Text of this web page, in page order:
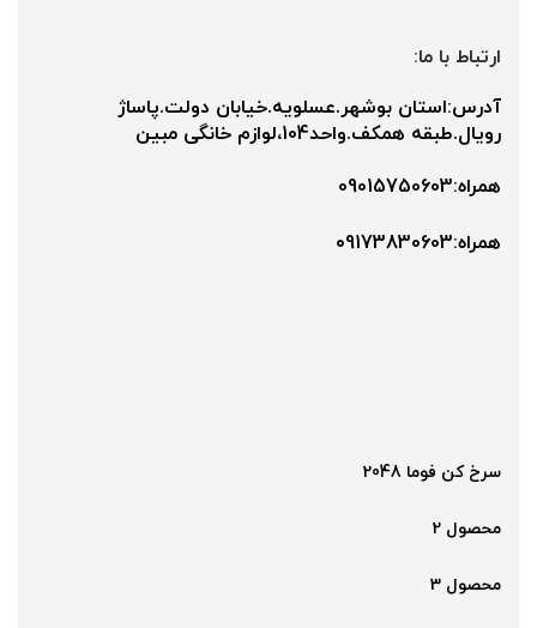
ارتباط با ما:
آدرس:استان بوشهر.عسلویه.خیابان دولت.پاساژ
رویال.طبقه همکف.واحد104،لوازم خانگی مبین
همراه:09015750603
همراه:۰9173830603
سرخ کن فوما 2048
محصول 2
محصول 3